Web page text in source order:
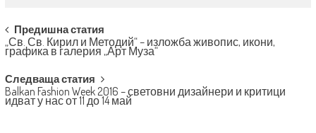
Post navigation
Предишна статия
„Св. Св. Кирил и Методий“ – изложба живопис, икони,
графика в галерия „Арт Муза“
Следваща статия
Balkan Fashion Week 2016 – световни дизайнери и критици
идват у нас от 11 до 14 май